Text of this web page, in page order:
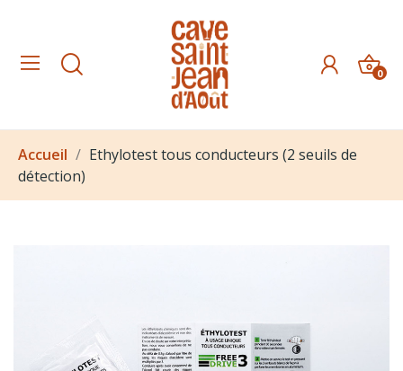
0
Accueil
Ethylotest tous conducteurs (2 seuils de
détection)